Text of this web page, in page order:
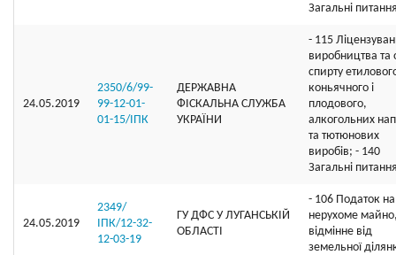
Загальні
24.05.2019
2350/6/99-
99-12-01-
01-15/ІПК
ДЕРЖАВНА
ФІСКАЛЬНА СЛУЖБА
УКРАЇНИ
- 115
виробництва та
спирту
коньячного і
плодового,
алкогольних
та тютюнових
виробів; - 140
Загальні
24.05.2019
2349/
ІПК/12-32-
12-03-19
ГУ ДФС У ЛУГАНСЬКIЙ
ОБЛАСТI
- 106 Податок на
нерухоме
відмінне від
земельної